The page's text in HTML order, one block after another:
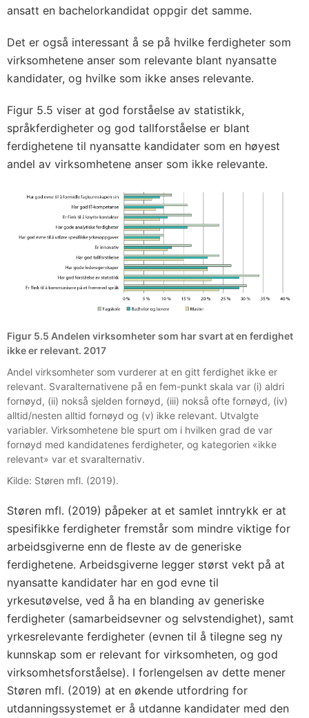
ansatt en bachelorkandidat oppgir det samme.
Det er også interessant å se på hvilke ferdigheter som
virksomhetene anser som relevante blant nyansatte
kandidater, og hvilke som ikke anses relevante.
Figur 5.5 viser at god forståelse av statistikk,
språkferdigheter og god tallforståelse er blant
ferdighetene til nyansatte kandidater som en høyest
andel av virksomhetene anser som ikke relevante.
Figur 5.5 Andelen virksomheter som har svart at en ferdighet
ikke er relevant. 2017
Andel virksomheter som vurderer at en gitt ferdighet ikke er
relevant. Svaralternativene på en fem-punkt skala var (i) aldri
fornøyd, (ii) nokså sjelden fornøyd, (iii) nokså ofte fornøyd, (iv)
alltid/nesten alltid fornøyd og (v) ikke relevant. Utvalgte
variabler. Virksomhetene ble spurt om i hvilken grad de var
fornøyd med kandidatenes ferdigheter, og kategorien «ikke
relevant» var et svaralternativ.
Kilde: Støren mfl. (2019).
Støren mfl. (2019) påpeker at et samlet inntrykk er at
spesifikke ferdigheter fremstår som mindre viktige for
arbeidsgiverne enn de fleste av de generiske
ferdighetene. Arbeidsgiverne legger størst vekt på at
nyansatte kandidater har en god evne til
yrkesutøvelse, ved å ha en blanding av generiske
ferdigheter (samarbeidsevner og selvstendighet), samt
yrkesrelevante ferdigheter (evnen til å tilegne seg ny
kunnskap som er relevant for virksomheten, og god
virksomhetsforståelse). I forlengelsen av dette mener
Støren mfl. (2019) at en økende utfordring for
utdanningssystemet er å utdanne kandidater med den